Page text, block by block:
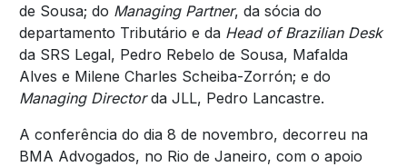
de Sousa; do Managing Partner, da sócia do
departamento Tributário e da Head of Brazilian Desk
da SRS Legal, Pedro Rebelo de Sousa, Mafalda
Alves e Milene Charles Scheiba-Zorrón; e do
Managing Directorda JLL, Pedro Lancastre.
A conferência do dia 8 de novembro, decorreu na
BMA Advogados, no Rio de Janeiro, com o apoio